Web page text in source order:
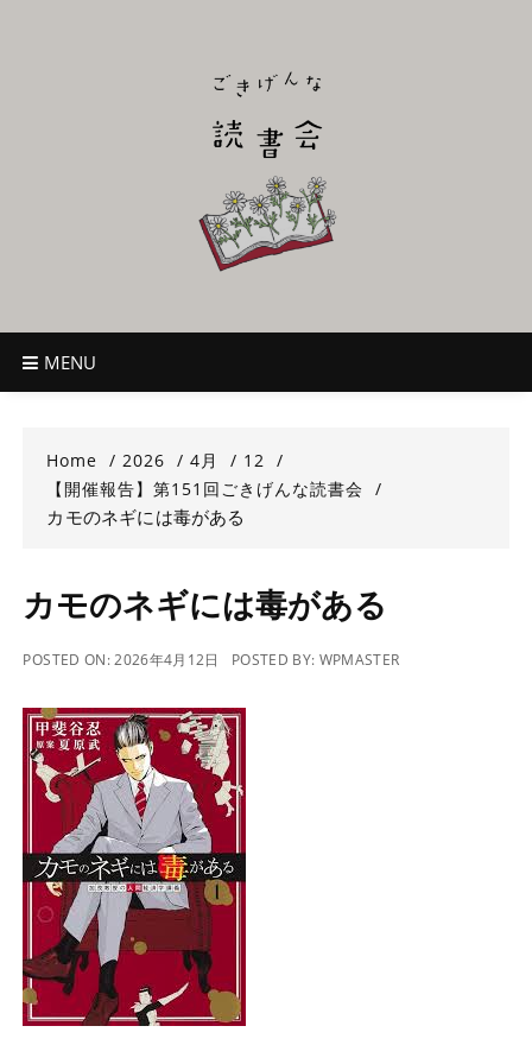
ごきげんな読
~児童書好き主催者によるオールジャンルOK！のんびり読書会~
MENU
Home 2026 4月
12
【開催報告】第151回ごきげんな読書会
カモのネギには毒がある
カモのネギには毒がある
POSTED ON:2026年4月12日 POSTED BY: WPMASTER